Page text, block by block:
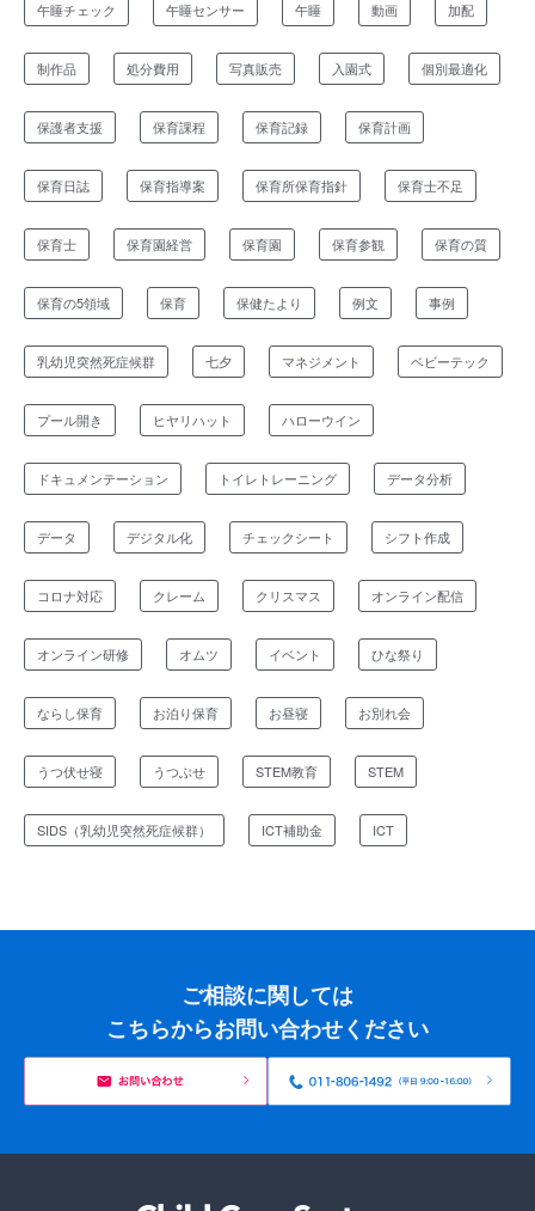
午睡チェック 午睡センサー 午睡 動画 加配
制作品 処分費用 写真販売 入園式 個別最適化
保護者支援 保育課程 保育記録 保育計画
保育日誌 保育指導案 保育所保育指針 保育士不足
保育士 保育園経営 保育園 保育参観 保育の質
保育の5領域 保育 保健たより 例文 事例
乳幼児突然死症候群 七夕 マネジメント ベビーテック
プール開き ヒヤリハット ハローウイン
ドキュメンテーション トイレトレーニング データ分析
データ デジタル化 チェックシート シフト作成
コロナ対応 クレーム クリスマス オンライン配信
オンライン研修 オムツ イベント ひな祭り
ならし保育 お泊り保育 お昼寝 お別れ会
うつ伏せ寝 うつぶせ STEM教育 STEM
SIDS（乳幼児突然死症候群） ICT補助金 ICT
ご相談に関しては
こちらからお問い合わせください